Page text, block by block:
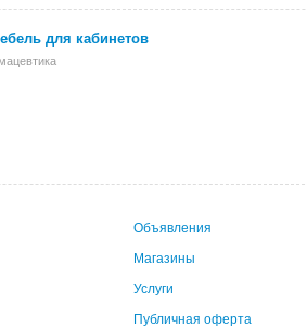
для кабинетов
Объявления
Магазины
Услуги
Публичная оферта